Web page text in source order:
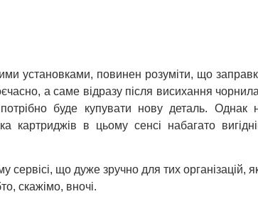
установками, повинен розуміти, що
а саме відразу після висихання
буде купувати нову деталь. Однак
картриджів в цьому сенсі набагато
що дуже зручно для тих організацій,
скажімо, вночі.